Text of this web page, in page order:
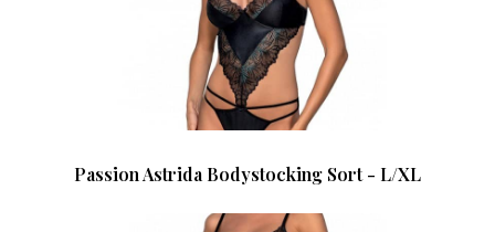
Passion Astrida Bodystocking Sort - L/XL